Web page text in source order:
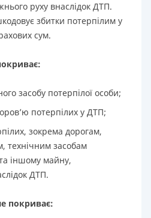
руху внаслідок ДТП.
збитки потерпілим у
сум.
засобу потерпілої особи;
потерпілих у ДТП;
зокрема дорогам,
технічним засобам
іншому майну,
ДТП.
покриває: